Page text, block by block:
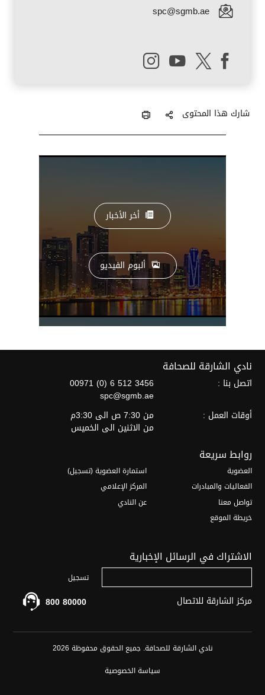
spc@sgmb.ae
شارك هذا المحتوى
أخر الأخبار
ألبوم الفيديو
نادي الشارقة للصحافة
اتصل بنا : 00971 (0) 6 512 3456
spc@sgmb.ae
أوقات العمل :
من 7:30 ص الى 3:30م
من الاثنين الى الخميس
روابط سريعة
العضوية
استمارة العضوية (تسجيل)
الفعاليات والمبادرات
المركز الإعلامي
تواصل معنا
عن النادي
خريطة الموقع
الاشتراك في الرسائل الإخبارية
مركز الشارقة للاتصال 800 80000
نادي الشارقة للصحافة. جميع الحقوق محفوظة 2026
سياسة الخصوصية